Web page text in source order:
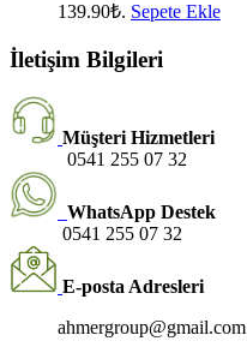
139.90₺. Sepete Ekle
İletişim Bilgileri
Müşteri Hizmetleri
0541 255 07 32
WhatsApp Destek
0541 255 07 32
E-posta Adresleri
ahmergroup@gmail.com